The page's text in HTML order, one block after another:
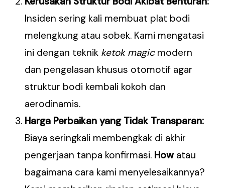
Insiden sering kali membuat plat bodi
melengkung atau sobek. Kami mengatasi
ini dengan teknik ketok magicmodern
dan pengelasan khusus otomotif agar
struktur bodi kembali kokoh dan
aerodinamis.
Harga Perbaikan yang Tidak Transparan:
Biaya seringkali membengkak di akhir
pengerjaan tanpa konfirmasi. Howatau
bagaimana cara kami menyelesaikannya?